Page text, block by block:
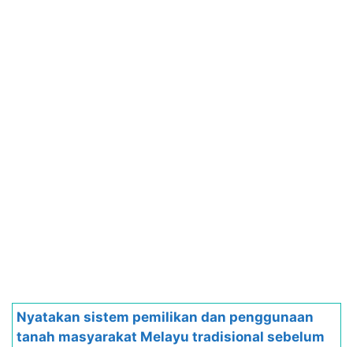
Nyatakan sistem pemilikan dan penggunaan
tanah masyarakat Melayu tradisional sebelum